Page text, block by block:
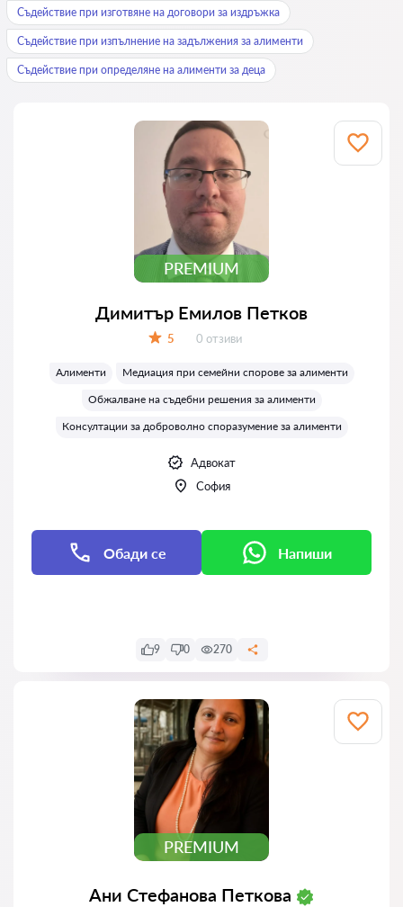
Съдействие при изготвяне на договори за издръжка
Съдействие при изпълнение на задължения за алименти
Съдействие при определяне на алименти за деца
PREMIUM
Димитър Емилов Петков
5 Отзиви:
0 отзиви
Алименти
Медиация при семейни спорове за алименти
Обжалване на съдебни решения за алименти
Консултации за доброволно споразумение за алименти
Адвокат
София
Обади се Напиши
9 0 270
PREMIUM
Ани Стефанова Петкова